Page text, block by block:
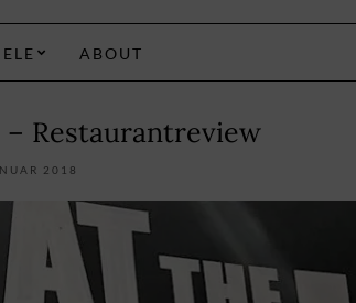
ABOUT
– Restaurantreview
2018